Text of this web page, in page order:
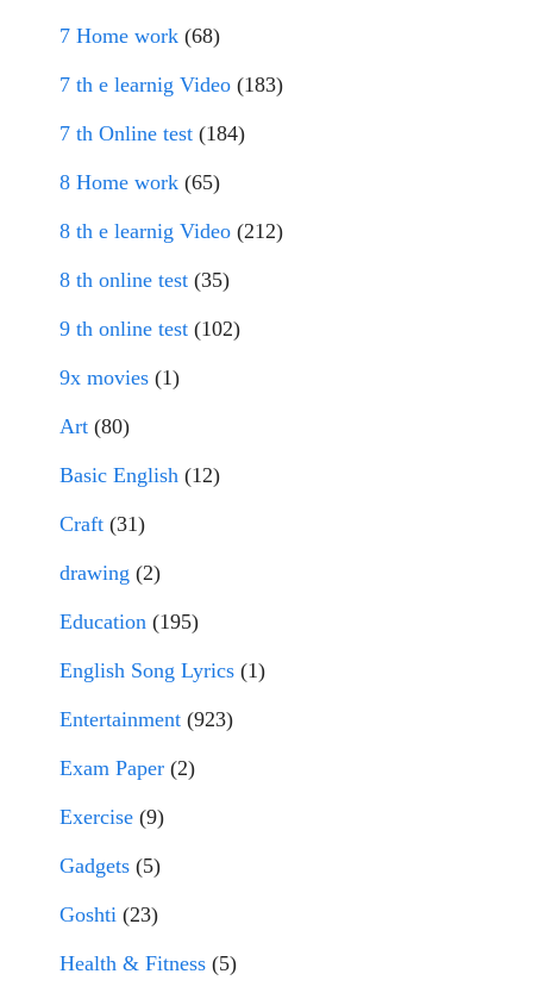
7 Home work (68)
7 th e learnig Video (183)
7 th Online test (184)
8 Home work (65)
8 th e learnig Video (212)
8 th online test (35)
9 th online test (102)
9x movies (1)
Art (80)
Basic English (12)
Craft (31)
drawing (2)
Education (195)
English Song Lyrics (1)
Entertainment (923)
Exam Paper (2)
Exercise (9)
Gadgets (5)
Goshti (23)
Health & Fitness (5)